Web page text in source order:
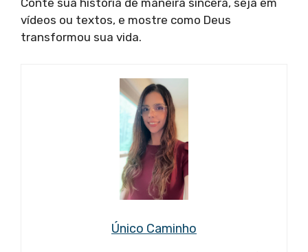
Conte sua história de maneira sincera, seja em
vídeos ou textos, e mostre como Deus
transformou sua vida.
Único Caminho